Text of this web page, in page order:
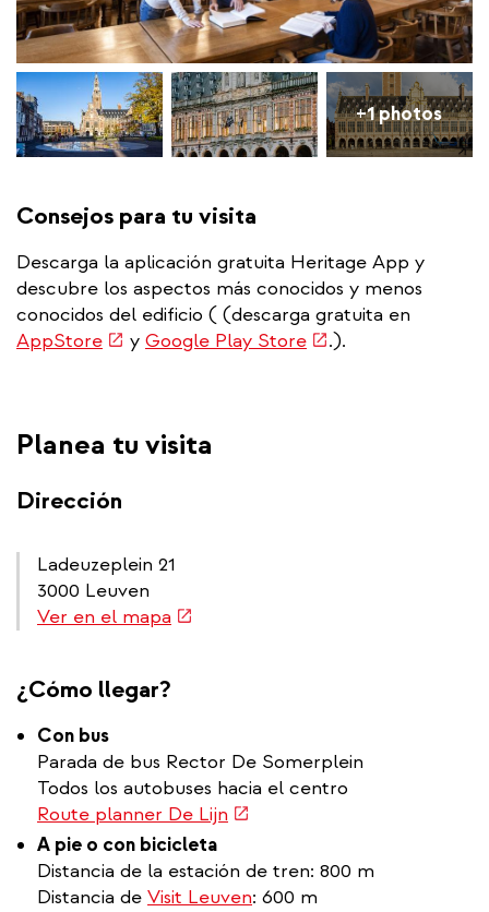
+1 photos
Consejos para tu visita
Descarga la aplicación gratuita Heritage App y
descubre los aspectos más conocidos y menos
conocidos del edificio ( (descarga gratuita en
AppStore(link
y Google Play Store(link
.).
Planea tu visita
Dirección
Ladeuzeplein 21
3000 Leuven
Ver en el mapa (link
¿Cómo llegar?
Con bus
Parada de bus Rector De Somerplein
Todos los autobuses hacia el centro
Route planner De Lijn (link
external)
A pie o con bicicleta
Distancia de la estación de tren: 800 m
Distancia de Visit Leuven: 600 m